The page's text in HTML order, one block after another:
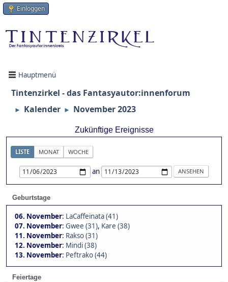
Einloggen
Hauptmenü
Tintenzirkel - das Fantasyautor:innenforum
► Kalender ► November 2023
Zukünftige Ereignisse
LISTE MONAT WOCHE
an
Geburtstage
06. November: LaCaffeinata (41)
07. November: Gwee (31), Kare (38)
11. November: Rakso (31)
12. November: Mindi (38)
13. November: Peftrako (44)
Feiertage